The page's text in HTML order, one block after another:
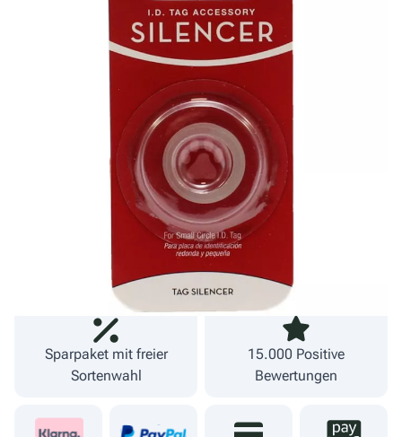
Menge
Warenkorb
zzgl. Versand Lieferzeit 1-3 Werktage
Fachgeschäft und
eigener Versand
Sparpaket mit freier
Sortenwahl
15.000 Positive
Bewertungen